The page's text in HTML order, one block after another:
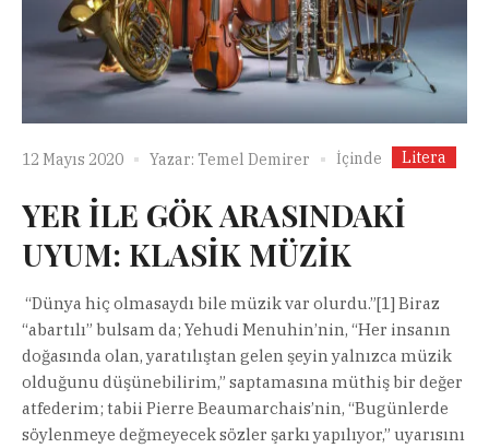
12 Mayıs 2020 Yazar: Temel Demirer İçinde Litera
YER İLE GÖK ARASINDAKİ
UYUM: KLASİK MÜZİK
“Dünya hiç olmasaydı bile müzik var olurdu.”[1] Biraz
“abartılı” bulsam da; Yehudi Menuhin’nin, “Her insanın
doğasında olan, yaratılıştan gelen şeyin yalnızca müzik
olduğunu düşünebilirim,” saptamasına müthiş bir değer
atfederim; tabii Pierre Beaumarchais’nin, “Bugünlerde
söylenmeye değmeyecek sözler şarkı yapılıyor,” uyarısını